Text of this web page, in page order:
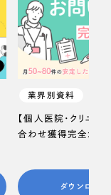
業界別資料
【個人医院・クリニッ
合わせ獲得完全ガイ
ダウンロード